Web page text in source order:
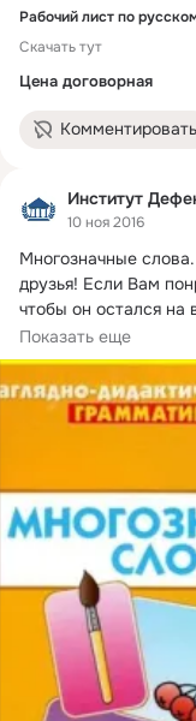
Скачать тут
Цена договорная
Комментировать
Институт
10 ноя 2016
Многозначные слова.
друзья! Если Вам
чтобы он остался на
"Поделиться".
Показать еще